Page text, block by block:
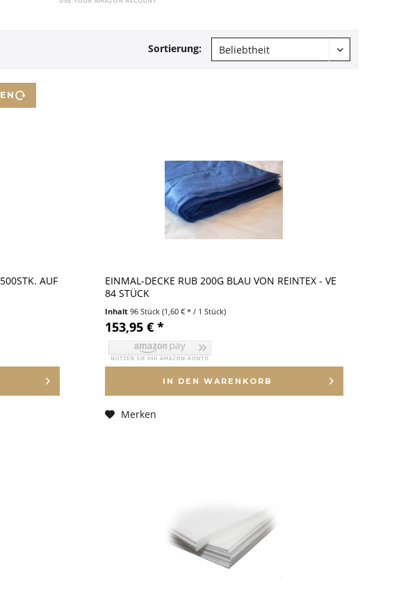
Sortierung:
AUF
EINMAL-DECKE RUB 200G BLAU VON REINTEX - VE
84 STÜCK
Inhalt 96 Stück (1,60 € * / 1 Stück)
153,95 € *
IN DEN WARENKORB
Merken